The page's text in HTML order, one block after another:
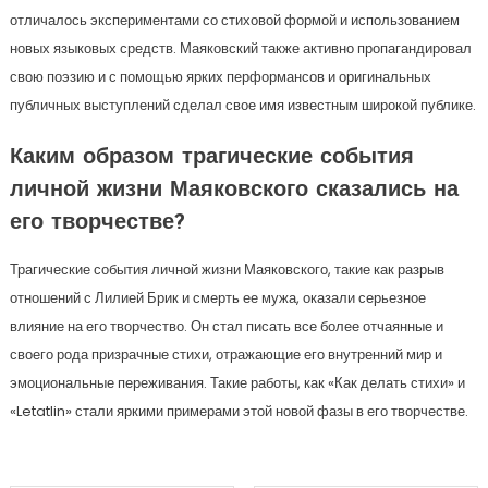
отличалось экспериментами со стиховой формой и использованием
новых языковых средств. Маяковский также активно пропагандировал
свою поэзию и с помощью ярких перформансов и оригинальных
публичных выступлений сделал свое имя известным широкой публике.
Каким образом трагические события
личной жизни Маяковского сказались на
его творчестве?
Трагические события личной жизни Маяковского, такие как разрыв
отношений с Лилией Брик и смерть ее мужа, оказали серьезное
влияние на его творчество. Он стал писать все более отчаянные и
своего рода призрачные стихи, отражающие его внутренний мир и
эмоциональные переживания. Такие работы, как «Как делать стихи» и
«Letatlin» стали яркими примерами этой новой фазы в его творчестве.